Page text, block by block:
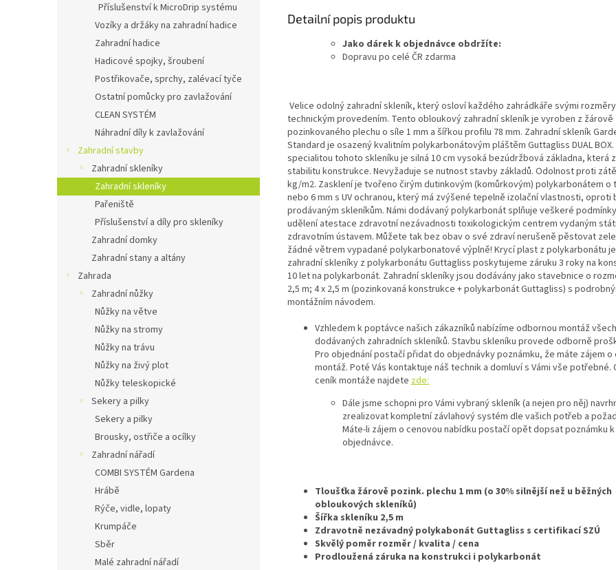
Příslušenství k MicroDrip systému
Vozíky a držáky na zahradní hadice
Zahradní hadice
Hadicové spojky, šroubení
Postřikovače, sprchy, zalévací tyče
Ostatní pomůcky pro zavlažování
CLEAN SYSTÉM
Náhradní díly k zavlažování
Zahradní stavby
Zahradní skleníky
Zahradní skleníky
Pařeniště
Příslušenství a díly pro skleníky
Zahradní domky
Zahradní stany a altány
Zahrada
Zahradní nůžky
Nůžky na větve
Nůžky na stromy
Nůžky na trávu
Nůžky na živý plot
Nůžky teleskopické
Sekery a pilky
Sekery a pilky
Brousky, ostřiče a ocílky
Zahradní nářadí
COMBI SYSTÉM Gardena
Hrábě
Rýče, vidle, lopaty
Krumpáče
Sběr
Malé zahradní nářadí
Detailní popis produktu
Jako dárek k objednávce obdržíte:
Dopravu po celé ČR zdarma
Velice odolný zahradní skleník, který osloví každého zahrádkáře svými
technickým provedením. Tento obloukový zahradní skleník je vyroben z žárově
pozinkovaného plechu o síle 1 mm a šířkou profilu 78 mm. Zahradní skleník
Standard je osazený kvalitním polykarbonátovým pláštěm Guttagliss DUAL BOX.
specialitou tohoto skleníku je silná 10 cm vysoká bezúdržbová základna, která
stabilitu konstrukce. Nevyžaduje se nutnost stavby základů. Odolnost proti
kg/m2. Zasklení je tvořeno čirým dutinkovým (komůrkovým) polykarbonátem o
nebo 6 mm s UV ochranou, který má zvýšené tepelně izolační vlastnosti, oproti
prodávaným skleníkům. Námi dodávaný polykarbonát splňuje veškeré
udělení atestace zdravotní nezávadnosti toxikologickým centrem vydaným
zdravotním ústavem. Můžete tak bez obav o své zdraví nerušeně pěstovat
žádné větrem vypadané polykarbonatové výplně! Krycí plast z polykarbonátu
zahradní skleníky z polykarbonátu Guttagliss poskytujeme záruku 3 roky na
10 let na polykarbonát. Zahradní skleníky jsou dodávány jako stavebnice o
2,5 m; 4 x 2,5 m (pozinkovaná konstrukce + polykarbonát Guttagliss) s
montážním návodem.
Vzhledem k poptávce našich zákazníků nabízíme odbornou montáž
dodávaných zahradních skleníků. Stavbu skleníku provede odborně
Pro objednání postačí přidat do objednávky poznámku, že máte zájem
montáž. Poté Vás kontaktuje náš technik a domluví s Vámi vše potřebné.
ceník montáže najdete zde:
Dále jsme schopni pro Vámi vybraný skleník (a nejen pro něj)
zrealizovat kompletní závlahový systém dle vašich potřeb a
Máte-li zájem o cenovou nabídku postačí opět dopsat poznámku k
objednávce.
Tloušťka žárově pozink. plechu 1 mm (o 30% silnější než u běžných
obloukových skleníků)
Šířka skleníku 2,5 m
Zdravotně nezávadný polykabonát Guttagliss s certifikací SZÚ
Skvělý poměr rozměr / kvalita / cena
Prodloužená záruka na konstrukci i polykarbonát